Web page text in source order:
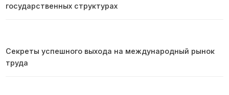
государственных структурах
Секреты успешного выхода на международный рынок
труда